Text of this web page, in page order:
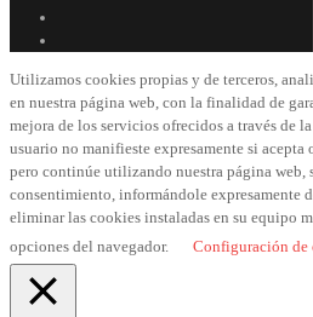
Utilizamos cookies propias y de terceros,
en nuestra página web, con la finalidad de
mejora de los servicios ofrecidos a través de
usuario no manifieste expresamente si
pero continúe utilizando nuestra página web,
consentimiento, informándole expresamente
eliminar las cookies instaladas en su equipo
opciones del navegador.
Configuración de